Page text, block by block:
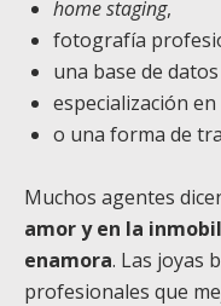
home staging,
fotografía
una base de
especialización
o una forma de
Muchos agentes
amor y en la
enamora. Las joyas
profesionales que